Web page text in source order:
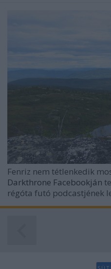
Fenriz nem tétlenkedik
Darkthrone Facebookján
régóta futó podcastjének